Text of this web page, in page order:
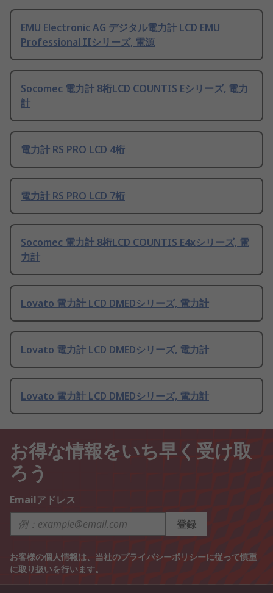
EMU Electronic AG デジタル電力計 LCD EMU
Professional IIシリーズ, 電源
Socomec 電力計 8桁LCD COUNTIS Eシリーズ, 電力
計
電力計 RS PRO LCD 4桁
電力計 RS PRO LCD 7桁
Socomec 電力計 8桁LCD COUNTIS E4xシリーズ, 電
力計
Lovato 電力計 LCD DMEDシリーズ, 電力計
Lovato 電力計 LCD DMEDシリーズ, 電力計
Lovato 電力計 LCD DMEDシリーズ, 電力計
お得な情報をいち早く受け取
ろう
Emailアドレス
登録
お客様の個人情報は、当社のプライバシーポリシーに従って慎重
に取り扱いを行います。